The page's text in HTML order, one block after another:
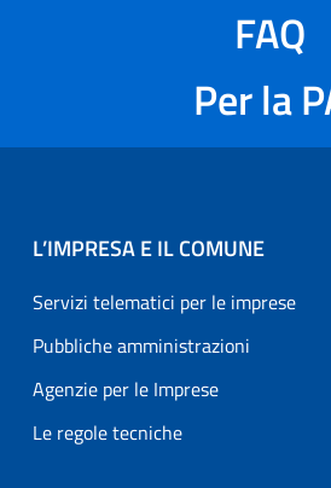
FAQ
Per la
L’IMPRESA E IL COMUNE
Servizi telematici per le imprese
Pubbliche amministrazioni
Agenzie per le Imprese
Le regole tecniche